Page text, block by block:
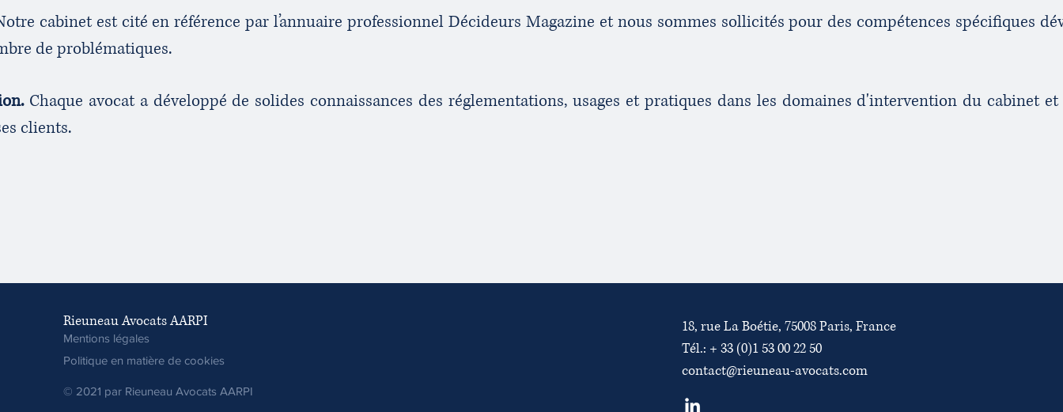
cabinet est cité en référence par l’annuaire professionnel Décideurs Magazine et nous sommes sollicités pour des compétences spécifiques
de problématiques.
Chaque avocat a développé de solides connaissances des réglementations, usages et pratiques dans les domaines d'intervention du cabinet
clients.
Rieuneau Avocats AARPI
Mentions légales
Politique en matière de cookies
© 2021 par Rieuneau Avocats AARPI
18, rue La Boétie, 75008 Paris, France
Tél.: + 33 (0)1 53 00 22 50
contact@rieuneau-avocats.com